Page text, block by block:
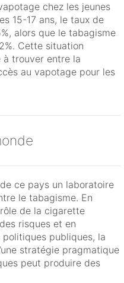
chez les jeunes
15-17 ans, le taux de
alors que le tabagisme
Cette situation
à trouver entre la
au vapotage pour les
ce pays un laboratoire
le tabagisme. En
de la cigarette
risques et en
politiques publiques, la
stratégie pragmatique
peut produire des